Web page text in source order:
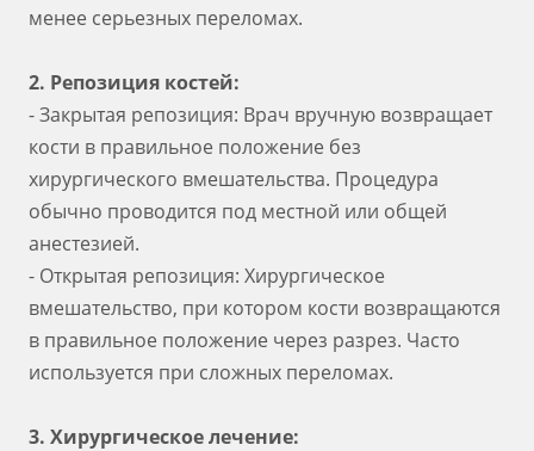
менее серьезных переломах.
2. Репозиция костей:
- Закрытая репозиция: Врач вручную возвращает
кости в правильное положение без
хирургического вмешательства. Процедура
обычно проводится под местной или общей
анестезией.
- Открытая репозиция: Хирургическое
вмешательство, при котором кости возвращаются
в правильное положение через разрез. Часто
используется при сложных переломах.
3. Хирургическое лечение: